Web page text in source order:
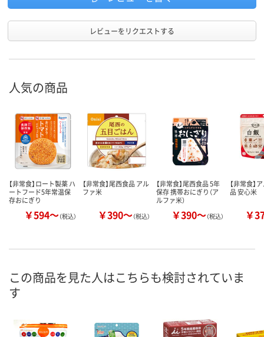
レビューをリクエストする
人気の商品
【非常食】ロート製薬 ハ
ートフード5年常温保
存おにぎり
￥594～（税込）
【非常食】尾西食品 アル
ファ米
￥390～（税込）
【非常食】尾西食品 5年
保存 携帯おにぎり（ア
ルファ米）
￥390～（税込）
【非常食】
品 安心米
￥
この商品を見た人はこちらも検討されていま
す